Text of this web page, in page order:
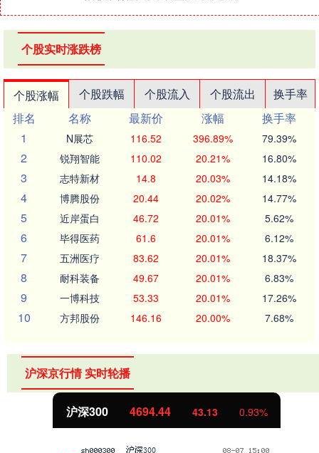
个股实时涨跌榜
个股涨幅 个股跌幅 个股流入 个股流出
换手率
排名
名称 最新价 涨幅
换手率
1
N展芯 116.52 396.89% 79.39%
2 锐翔智能 110.02 20.21% 16.80%
3 志特新材 14.8 20.03% 14.18%
4 博腾股份 20.44 20.02% 14.77%
5 近岸蛋白 46.72 20.01% 5.62%
6 毕得医药 61.6 20.01% 6.12%
7 五洲医疗 83.62 20.01% 18.37%
8 耐科装备 49.67 20.01% 6.83%
9 一博科技 53.33 20.01% 17.26%
10 方邦股份 146.16 20.00% 7.68%
沪深京行情 实时轮播
43.13 0.93%